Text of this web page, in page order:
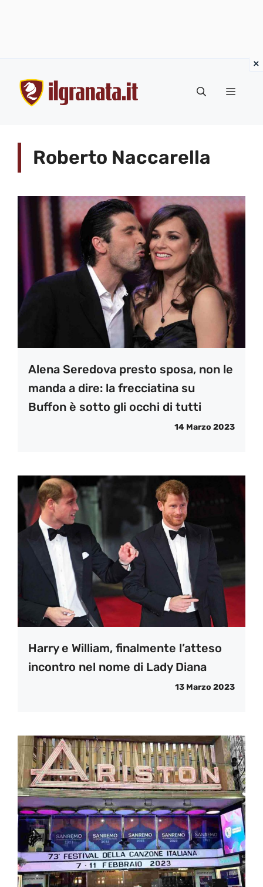
contenuto
Menu
Roberto Naccarella
Alena Seredova presto sposa, non le
manda a dire: la frecciatina su
Buffon è sotto gli occhi di tutti
14 Marzo 2023
Harry e William, finalmente l’atteso
incontro nel nome di Lady Diana
13 Marzo 2023